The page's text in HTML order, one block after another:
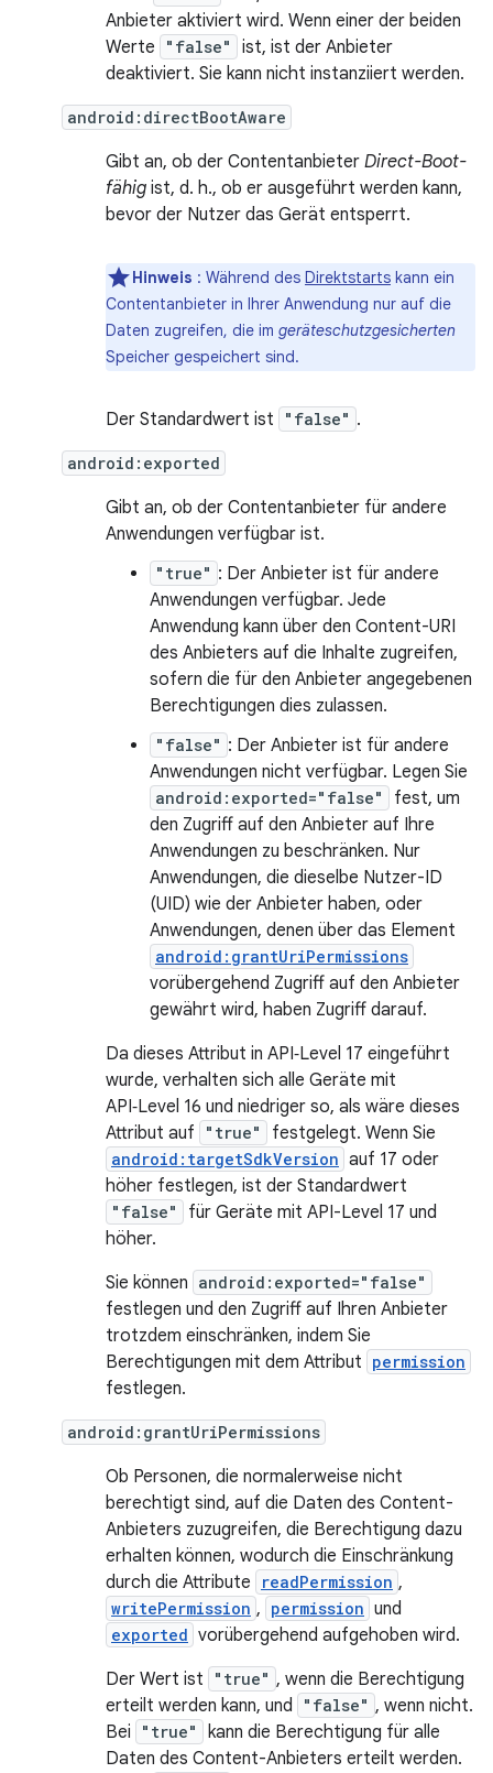
Anbieter aktiviert wird. Wenn einer der beiden
Werte
"false"
ist, ist der Anbieter
deaktiviert. Sie kann nicht instanziiert werden.
android:directBootAware
Gibt an, ob der Contentanbieter Direct-Boot-
fähig ist, d. h., ob er ausgeführt werden kann,
bevor der Nutzer das Gerät entsperrt.
Hinweis : Während des Direktstarts kann ein
Contentanbieter in Ihrer Anwendung nur auf die
Daten zugreifen, die im geräteschutzgesicherten
Speicher gespeichert sind.
Der Standardwert ist "false" .
android:exported
Gibt an, ob der Contentanbieter für andere
Anwendungen verfügbar ist.
"true" : Der Anbieter ist für andere
Anwendungen verfügbar. Jede
Anwendung kann über den Content-URI
des Anbieters auf die Inhalte zugreifen,
sofern die für den Anbieter angegebenen
Berechtigungen dies zulassen.
"false" : Der Anbieter ist für andere
Anwendungen nicht verfügbar. Legen Sie
android:exported="false"
fest, um
den Zugriff auf den Anbieter auf Ihre
Anwendungen zu beschränken. Nur
Anwendungen, die dieselbe Nutzer-ID
(UID) wie der Anbieter haben, oder
Anwendungen, denen über das Element
android:grantUriPermissions
vorübergehend Zugriff auf den Anbieter
gewährt wird, haben Zugriff darauf.
Da dieses Attribut in API‑Level 17 eingeführt
wurde, verhalten sich alle Geräte mit
API‑Level 16 und niedriger so, als wäre dieses
Attribut auf
"true" festgelegt. Wenn Sie
android:targetSdkVersion auf 17 oder
höher festlegen, ist der Standardwert
"false"
für Geräte mit API-Level 17 und
höher.
Sie können android:exported="false"
festlegen und den Zugriff auf Ihren Anbieter
trotzdem einschränken, indem Sie
Berechtigungen mit dem Attribut permission
festlegen.
android:grantUriPermissions
Ob Personen, die normalerweise nicht
berechtigt sind, auf die Daten des Content-
Anbieters zuzugreifen, die Berechtigung dazu
erhalten können, wodurch die Einschränkung
durch die Attribute
readPermission ,
writePermission , permission und
exported vorübergehend aufgehoben wird.
Der Wert ist
"true" , wenn die Berechtigung
erteilt werden kann, und
"false" , wenn nicht.
Bei
"true"
kann die Berechtigung für alle
Daten des Content-Anbieters erteilt werden.